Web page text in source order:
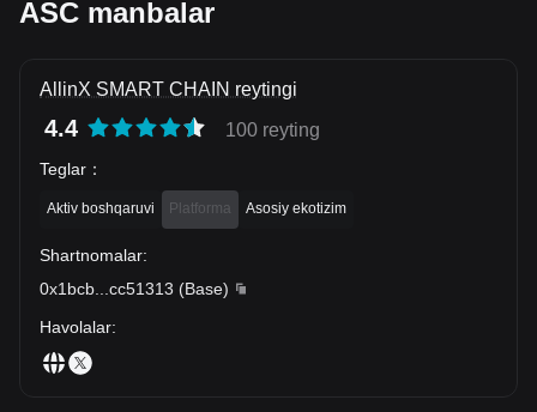
ASC manbalar
AllinX SMART CHAIN reytingi
4.4 100 reyting
Teglar ：
Aktiv boshqaruvi Platforma Asosiy ekotizim
Shartnomalar:
0x1bcb
cc51313 (Base)
Havolalar: